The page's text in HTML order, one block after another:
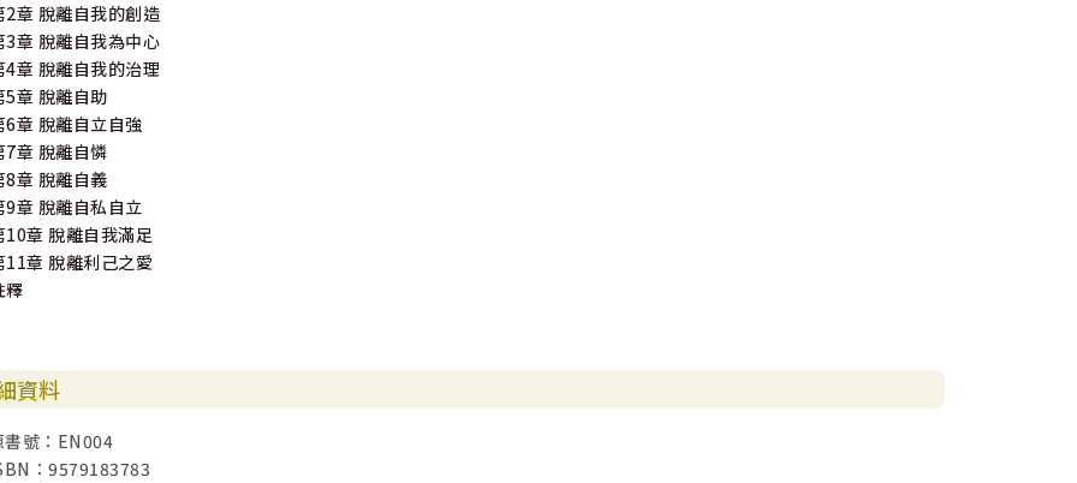
2章 脫離自我的創造
3章 脫離自我為中心
4章 脫離自我的治理
5章 脫離自助
6章 脫離自立自強
7章 脫離自憐
8章 脫離自義
9章 脫離自私自立
10章 脫離自我滿足
11章 脫離利己之愛
釋
資料
書號：EN004
：9579183783